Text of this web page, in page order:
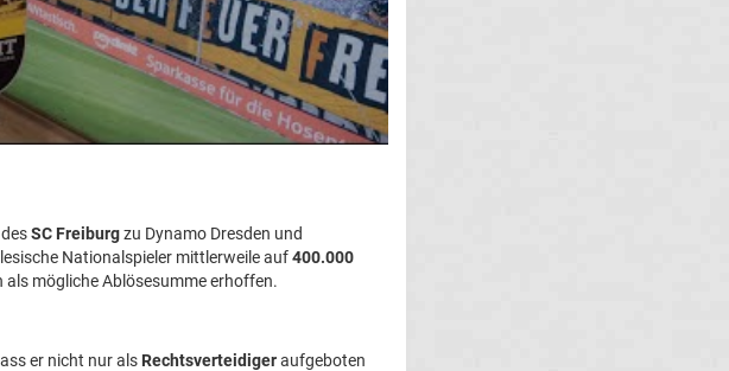
SC Freiburgzu Dynamo Dresden und
Nationalspieler mittlerweile auf400.000
als mögliche Ablösesumme erhoffen.
er nicht nur als Rechtsverteidigeraufgeboten